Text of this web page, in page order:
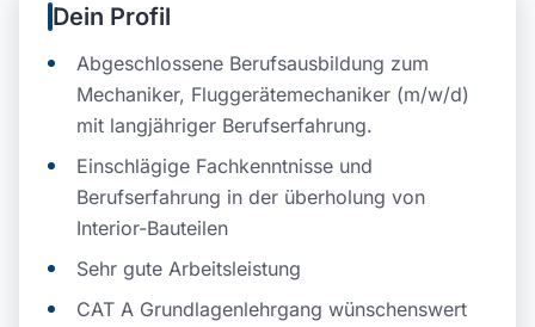
Dein Profil
Abgeschlossene Berufsausbildung zum
Mechaniker, Fluggerätemechaniker (m/w/d)
mit langjähriger Berufserfahrung.
Einschlägige Fachkenntnisse und
Berufserfahrung in der überholung von
Interior-Bauteilen
Sehr gute Arbeitsleistung
CAT A Grundlagenlehrgang wünschenswert